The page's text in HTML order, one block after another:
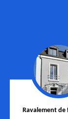
Ravalement de